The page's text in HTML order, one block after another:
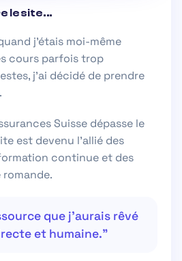
le site...
j'étais moi-même
cours parfois trop
j'ai décidé de prendre
Suisse dépasse le
est devenu l'allié des
continue et des
que j'aurais rêvé
et humaine."